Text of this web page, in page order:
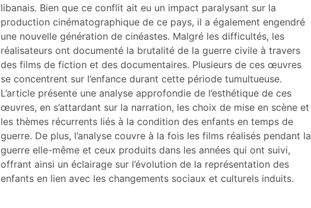
libanais. Bien que ce conflit ait eu un impact paralysant sur la
production cinématographique de ce pays, il a également engendré
une nouvelle génération de cinéastes. Malgré les difficultés, les
réalisateurs ont documenté la brutalité de la guerre civile à travers
des films de fiction et des documentaires. Plusieurs de ces œuvres
se concentrent sur l’enfance durant cette période tumultueuse.
L’article présente une analyse approfondie de l’esthétique de ces
œuvres, en s’attardant sur la narration, les choix de mise en scène et
les thèmes récurrents liés à la condition des enfants en temps de
guerre. De plus, l’analyse couvre à la fois les films réalisés pendant la
guerre elle-même et ceux produits dans les années qui ont suivi,
offrant ainsi un éclairage sur l’évolution de la représentation des
enfants en lien avec les changements sociaux et culturels induits.